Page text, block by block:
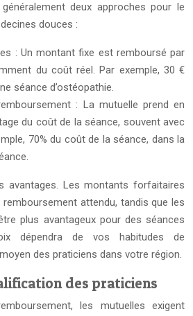
deux approches pour le
douces :
: Un montant fixe est remboursé par
du coût réel. Par exemple, 30 €
séance d’ostéopathie.
: La mutuelle prend en
du coût de la séance, souvent avec
70% du coût de la séance, dans la
avantages. Les montants forfaitaires
attendu, tandis que les
plus avantageux pour des séances
dépendra de vos habitudes de
des praticiens dans votre région.
des praticiens
les mutuelles exigent